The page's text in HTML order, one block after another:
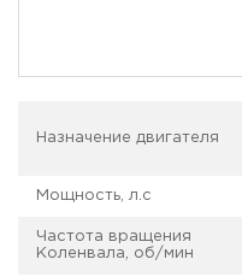
Назначение двигателя
Мощность, л.с
Частота вращения
Коленвала, об/мин